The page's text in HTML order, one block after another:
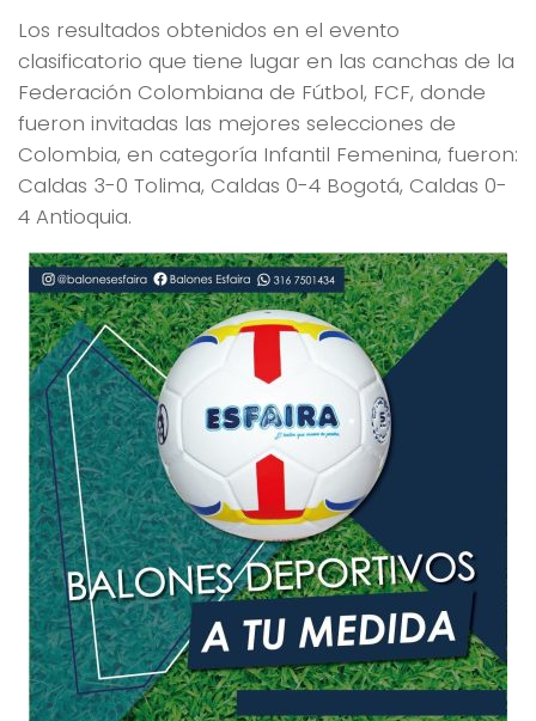
Los resultados obtenidos en el evento
clasificatorio que tiene lugar en las canchas de la
Federación Colombiana de Fútbol, FCF, donde
fueron invitadas las mejores selecciones de
Colombia, en categoría Infantil Femenina, fueron:
Caldas 3-0 Tolima, Caldas 0-4 Bogotá, Caldas 0-
4 Antioquia.